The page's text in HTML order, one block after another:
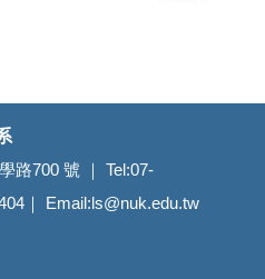
路700 號 ｜ Tel:07-
｜ Email:ls@nuk.edu.tw